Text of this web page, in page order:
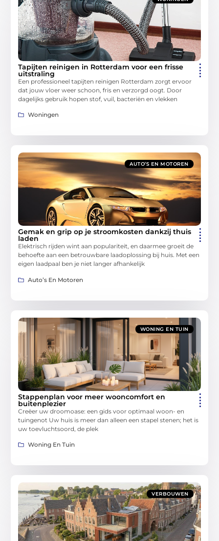
Tapijten reinigen in Rotterdam voor een frisse
uitstraling
Een professioneel tapijten reinigen Rotterdam zorgt ervoor
dat jouw vloer weer schoon, fris en verzorgd oogt. Door
dagelijks gebruik hopen stof, vuil, bacteriën en vlekken
Woningen
AUTO’S EN MOTOREN
Gemak en grip op je stroomkosten dankzij thuis
laden
Elektrisch rijden wint aan populariteit, en daarmee groeit de
behoefte aan een betrouwbare laadoplossing bij huis. Met een
eigen laadpaal ben je niet langer afhankelijk
Auto’s En Motoren
WONING EN TUIN
Stappenplan voor meer wooncomfort en
buitenplezier
Creëer uw droomoase: een gids voor optimaal woon- en
tuingenot Uw huis is meer dan alleen een stapel stenen; het is
uw toevluchtsoord, de plek
Woning En Tuin
VERBOUWEN